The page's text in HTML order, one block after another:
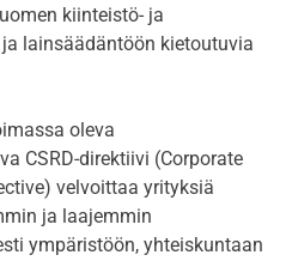
kiinteistö- ja
lainsäädäntöön kietoutuvia
oleva
CSRD-direktiivi (Corporate
velvoittaa yrityksiä
ja laajemmin
ympäristöön, yhteiskuntaan